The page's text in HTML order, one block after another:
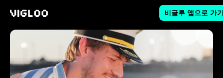
비글루 앱으로 가